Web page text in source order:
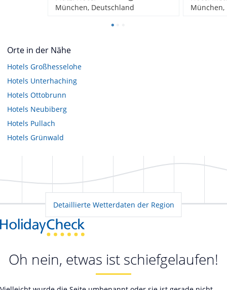
München, Deutschland
Orte in der Nähe
Hotels Großhesselohe
Hotels Unterhaching
Hotels Ottobrunn
Hotels Neubiberg
Hotels Pullach
Hotels Grünwald
Detaillierte Wetterdaten der Region
Oh nein, etwas ist schiefgelaufen!